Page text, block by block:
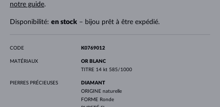
notre guide.
Disponibilité: en stock– bijou prêt à être expédié.
CODE K0769012
MATÉRIAUX
OR BLANC
TITRE 14 kt 585/1000
PIERRES PRÉCIEUSES
DIAMANT
ORIGINE naturelle
FORME Ronde